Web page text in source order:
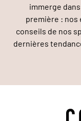
immerge
première : nos
conseils de nos
dernières